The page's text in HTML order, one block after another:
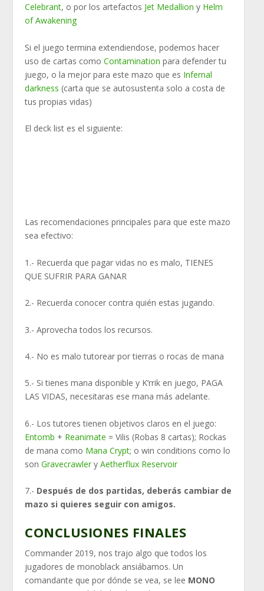
Celebrant, o por los artefactos Jet Medallion y Helm
of Awakening
Si el juego termina extendiendose, podemos hacer
uso de cartas comoContamination para defender tu
juego, o la mejor para este mazo que es Infernal
darkness (carta que se autosustenta solo a costa de
tus propias vidas)
El deck list es el siguiente:
Las recomendaciones principales para que este mazo
sea efectivo:
1.- Recuerda que pagar vidas no es malo, TIENES
QUE SUFRIR PARA GANAR
2.- Recuerda conocer contra quién estas jugando.
3.- Aprovecha todos los recursos.
4.- No es malo tutorear por tierras o rocas de mana
5.- Si tienes mana disponible y K’rrik en juego, PAGA
LAS VIDAS, necesitaras ese mana más adelante.
6.- Los tutores tienen objetivos claros en el juego:
Entomb + Reanimate = Vilis (Robas 8 cartas); Rockas
de mana como Mana Crypt; o win conditions como lo
sonGravecrawler yAetherflux Reservoir
7.- Después de dos partidas, deberás cambiar de
mazo si quieres seguir con amigos.
CONCLUSIONES FINALES
Commander 2019, nos trajo algo que todos los
jugadores de monoblack ansiábamos. Un
comandante que por dónde se vea, se lee MONO